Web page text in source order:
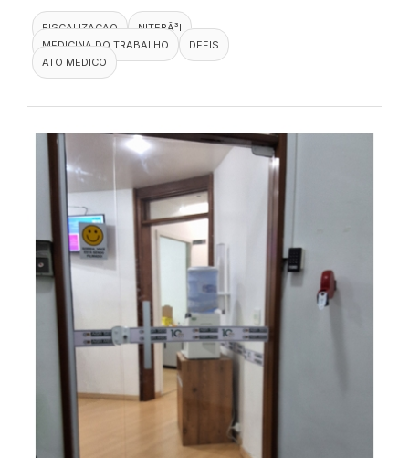
FISCALIZACAO
NITERÃ³I
MEDICINA DO TRABALHO
DEFIS
ATO MEDICO